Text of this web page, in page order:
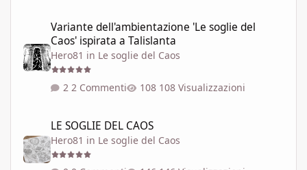
Variante dell'ambientazione 'Le soglie del
Caos' ispirata a Talislanta
Hero81 in Le soglie del Caos
2 Commenti 108 Visualizzazioni
LE SOGLIE DEL CAOS
Hero81 in Le soglie del Caos